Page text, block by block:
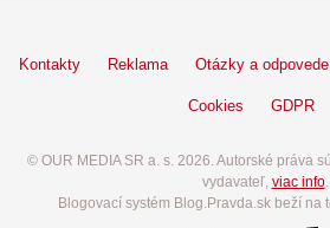
Kontakty Reklama Otázky a odpovede
Cookies GDPR
© OUR MEDIA SR a. s. 2026. Autorské práva
vydavateľ, viac info.
Blogovací systém Blog.Pravda.sk beží na